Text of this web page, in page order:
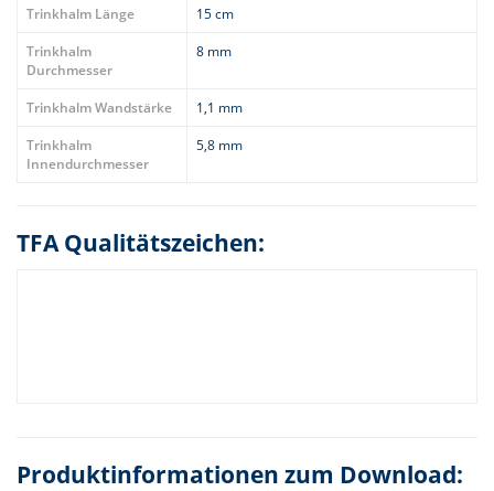
Trinkhalm Länge
15 cm
Trinkhalm
Durchmesser
8 mm
Trinkhalm Wandstärke
1,1 mm
Trinkhalm
Innendurchmesser
5,8 mm
TFA Qualitätszeichen:
Produktinformationen zum Download: